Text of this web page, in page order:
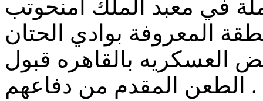
في معبد الملك أمنحوتب
المعروفة بوادي الحتان
العسكريه بالقاهره قبول
الطعن المقدم من دفاعهم .